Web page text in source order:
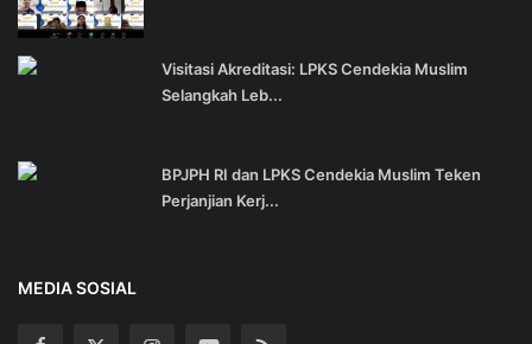
Visitasi Akreditasi: LPKS Cendekia Muslim
Selangkah Leb...
BPJPH RI dan LPKS Cendekia Muslim Teken
Perjanjian Kerj...
MEDIA SOSIAL